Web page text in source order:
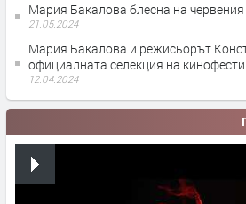
Мария Бакалова блесна на
21.05.2024
Мария Бакалова и режисьорът
официалната селекция на
12.04.2024